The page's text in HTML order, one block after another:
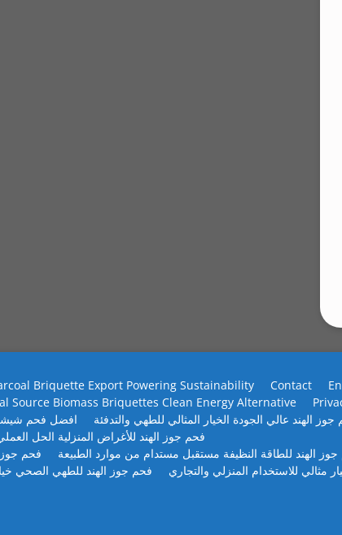
Briquette Export Powering Sustainability Contact
Source Biomass Briquettes Clean Energy Alternative
افضل فحم
الهند عالي الجودة الخيار المثالي للطهي والتدفئة
فحم جوز الهند للأغراض المنزلية الحل
فحم جوز
الهند للطاقة النظيفة مستقبل مستدام من موارد الطبيعة
فحم جوز الهند للطهي الصحي
مثالي للاستخدام المنزلي والتجاري